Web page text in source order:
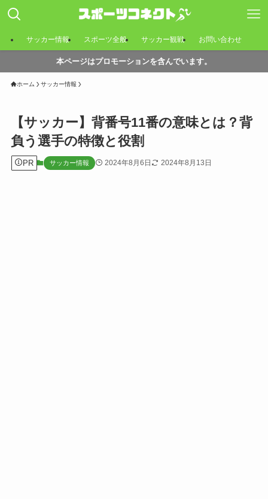
サッカー情報 スポーツ全般 サッカー観戦 お問い合わせ
本ページはプロモーションを含んでいます。
ホーム サッカー情報
【サッカー】背番号11番の意味とは？背
負う選手の特徴と役割
PR サッカー情報 2024年8月6日 2024年8月13日